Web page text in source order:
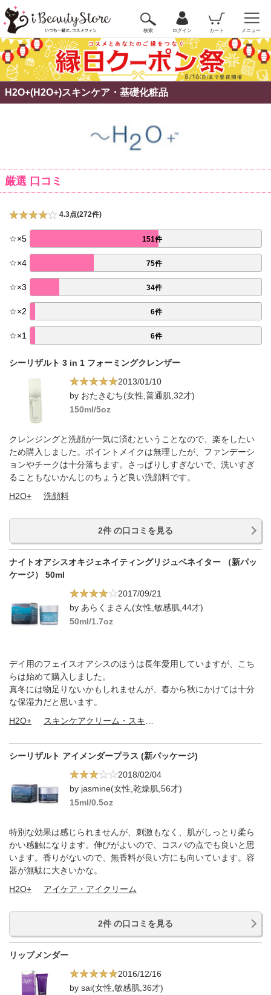
検索 ログイン カート メニュー
H2O+(H2O+)スキンケア・基礎化粧品
厳選 口コミ
4.3点(272件)
☆×5 151件
☆×4 75件
☆×3 34件
☆×2 6件
☆×1 6件
シーリザルト 3 in 1 フォーミングクレンザー
2013/01/10
by おたきむち(女性,普通肌,32才)
150ml/5oz
クレンジングと洗顔が一気に済むということなので、楽をしたい
ため購入しました。ポイントメイクは無理したが、ファンデーシ
ョンやチークは十分落ちます。さっぱりしすぎないで、洗いすぎ
ることもないかんじのちょうど良い洗顔料です。
H2O+
洗顔料
2件 の口コミを見る
ナイトオアシスオキジェネイティングリジュベネイター （新パッ
ケージ） 50ml
2017/09/21
by あらくまさん(女性,敏感肌,44才)
50ml/1.7oz
デイ用のフェイスオアシスのほうは長年愛用していますが、こち
らは始めて購入しました。
真冬には物足りないかもしれませんが、春から秋にかけては十分
な保湿力だと思います。
H2O+
シーリザルト アイメンダープラス (新パッケージ)
2018/02/04
by jasmine(女性,乾燥肌,56才)
15ml/0.5oz
特別な効果は感じられませんが、刺激もなく、肌がしっとり柔ら
かい感触になります。伸びがよいので、コスパの点でも良いと思
います。香りがないので、無香料が良い方にも向いています。容
器が無駄に大きいかな。
H2O+
アイケア・アイクリーム
2件 の口コミを見る
リップメンダー
2016/12/16
by sai(女性,敏感肌,36才)